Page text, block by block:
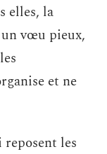
elles, la
vœu pieux,
et ne
les